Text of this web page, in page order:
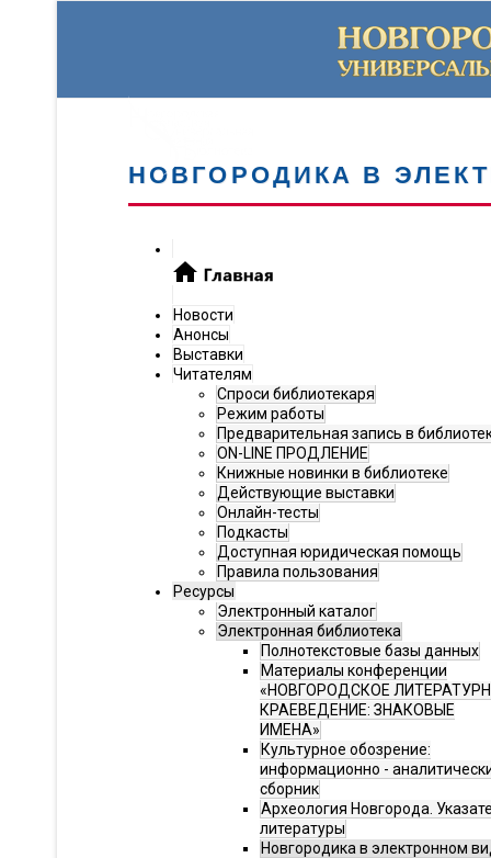
НОВГОРОДИКА В
Новости
Анонсы
Выставки
Читателям
Спроси библиотекаря
Режим работы
Предварительная запись в
ON-LINE ПРОДЛЕНИЕ
Книжные новинки в библиотеке
Действующие выставки
Онлайн-тесты
Подкасты
Доступная юридическая помощь
Правила пользования
Ресурсы
Электронный каталог
Электронная библиотека
Полнотекстовые базы данных
Материалы конференции
«НОВГОРОДСКОЕ
КРАЕВЕДЕНИЕ: ЗНАКОВЫЕ
ИМЕНА»
Культурное обозрение:
информационно -
сборник
Археология Новгорода.
литературы
Новгородика в электронном